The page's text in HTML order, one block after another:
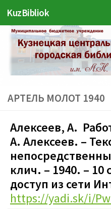
Перейти к содержимому
KuzBibliok
АРТЕЛЬ МОЛОТ 1940
Алексеев, А.
А. Алексеев. –
клич. – 1940. –
доступ из сети
https://yadi.sk/i/